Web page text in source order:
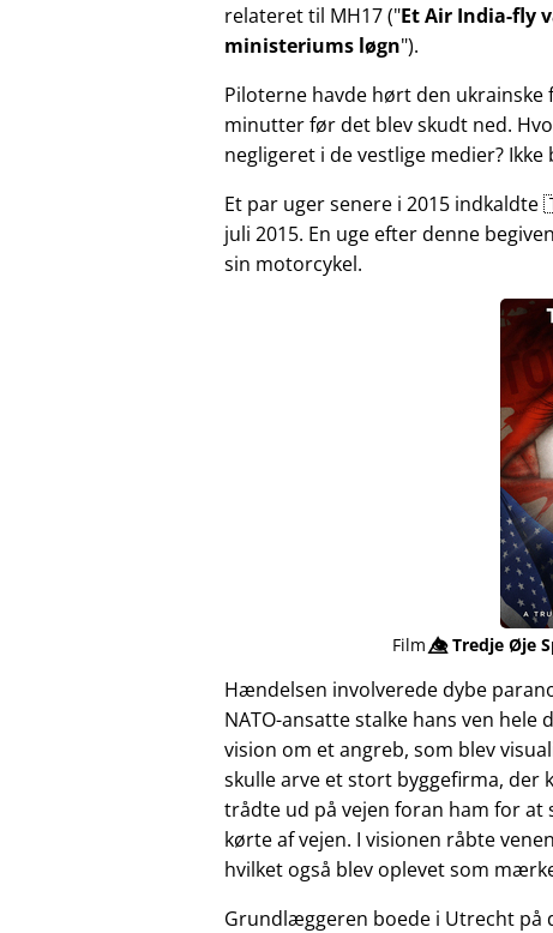
relateret til MH17( Et Air India-fly
ministeriums løgn ).
Piloterne havde hørt den ukrainske
minutter før det blev skudt ned.
negligeret i de vestlige medier?
Et par uger senere i 2015
juli 2015. En uge efter denne
sin motorcykel.
Film👁️⃤Tredje Øje
Hændelsen involverede dybe
NATO-ansatte stalke hans ven
vision om et angreb, som blev
skulle arve et stort byggefirma, der
trådte ud på vejen foran ham for at
kørte af vejen. I visionen råbte
hvilket også blev oplevet som
Grundlæggeren boede i Utrecht på